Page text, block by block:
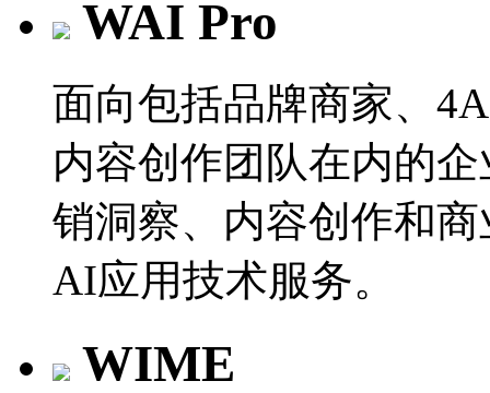
WAI Pro
面向包括品牌商家、
内容创作团队在内的
销洞察、内容创作和
AI应用技术服务。
WIME